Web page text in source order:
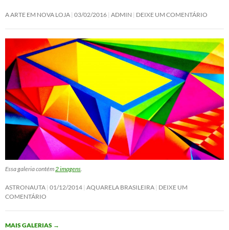
A ARTE EM NOVA LOJA 03/02/2016 ADMIN DEIXE UM COMENTÁRIO
Essa galeria contém2 imagens.
ASTRONAUTA 01/12/2014 AQUARELA BRASILEIRA DEIXE UM
COMENTÁRIO
MAIS GALERIAS →